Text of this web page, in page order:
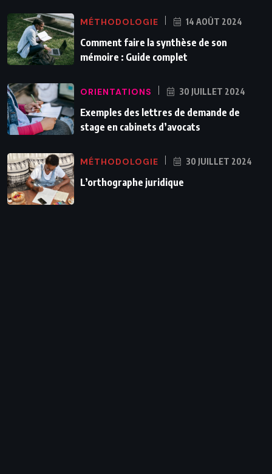
MÉTHODOLOGIE 14 AOÛT 2024
Comment faire la synthèse de son
mémoire : Guide complet
ORIENTATIONS 30 JUILLET 2024
Exemples des lettres de demande de
stage en cabinets d’avocats
MÉTHODOLOGIE 30 JUILLET 2024
L’orthographe juridique